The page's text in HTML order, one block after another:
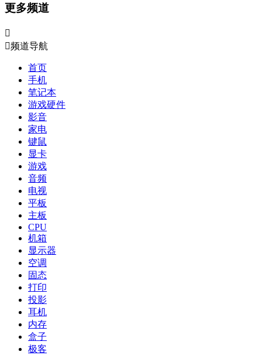
更多频道

频道导航
首页
手机
笔记本
游戏硬件
影音
家电
键鼠
显卡
游戏
音频
电视
平板
主板
CPU
机箱
显示器
空调
固态
打印
投影
耳机
内存
盒子
极客